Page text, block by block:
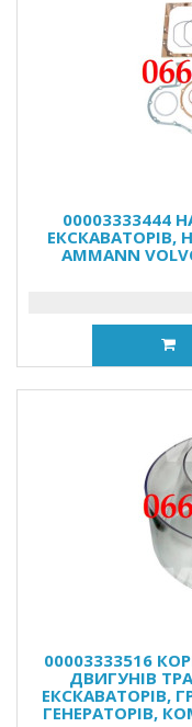
00003333444
ЕКСКАВАТОРІВ,
AMMANN
00003333516
ДВИГУНІВ
ЕКСКАВАТОРІВ,
ГЕНЕРАТОРІВ,